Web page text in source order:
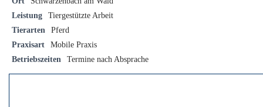
Leistung
Tiergestützte Arbeit
Tierarten
Pferd
Praxisart
Mobile Praxis
Betriebszeiten
Termine nach Absprache